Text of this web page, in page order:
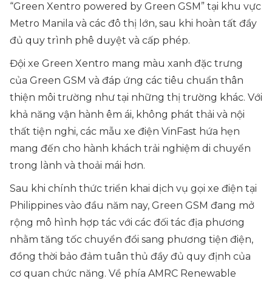
“Green Xentro powered by Green GSM” tại khu vực
Metro Manila và các đô thị lớn, sau khi hoàn tất đầy
đủ quy trình phê duyệt và cấp phép.
Đội xe Green Xentro mang màu xanh đặc trưng
của Green GSM và đáp ứng các tiêu chuẩn thân
thiện môi trường như tại những thị trường khác. Với
khả năng vận hành êm ái, không phát thải và nội
thất tiện nghi, các mẫu xe điện VinFast hứa hẹn
mang đến cho hành khách trải nghiệm di chuyển
trong lành và thoải mái hơn.
Sau khi chính thức triển khai dịch vụ gọi xe điện tại
Philippines vào đầu năm nay, Green GSM đang mở
rộng mô hình hợp tác với các đối tác địa phương
nhằm tăng tốc chuyển đổi sang phương tiện điện,
đồng thời bảo đảm tuân thủ đầy đủ quy định của
cơ quan chức năng. Về phía AMRC Renewable